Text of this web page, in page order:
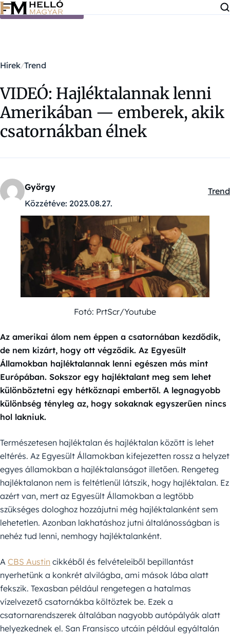
Ugrás a tartalomra
Hírek Trend
VIDEÓ: Hajléktalannak lenni
Amerikában — emberek, akik
csatornákban élnek
György
Közzétéve: 2023.08.27.
Trend
Fotó: PrtScr/Youtube
Az amerikai álom nem éppen a csatornában kezdődik,
de nem kizárt, hogy ott végződik. Az Egyesült
Államokban hajléktalannak lenni egészen más mint
Európában. Sokszor egy hajléktalant meg sem lehet
különböztetni egy hétköznapi embertől. A legnagyobb
különbség tényleg az, hogy sokaknak egyszerűen nincs
hol lakniuk.
Természetesen hajléktalan és hajléktalan között is lehet
eltérés. Az Egyesült Államokban kifejezetten rossz a helyzet
egyes államokban a hajléktalanságot illetően. Rengeteg
hajléktalanon nem is feltétlenül látszik, hogy hajléktalan. Ez
azért van, mert az Egyesült Államokban a legtöbb
szükséges dologhoz hozzájutni még hajléktalanként sem
lehetetlen. Azonban lakhatáshoz jutni általánosságban is
nehéz tud lenni, nemhogy hajléktalanként.
A CBS Austin cikkéből és felvételeiből bepillantást
nyerhetünk a konkrét alvilágba, ami mások lába alatt
fekszik. Texasban például rengetegen a hatalmas
vízelvezető csatornákba költöztek be. Ezek a
csatornarendszerek általában nagyobb autópályák alatt
helyezkednek el. San Fransisco utcáin például egyáltalán